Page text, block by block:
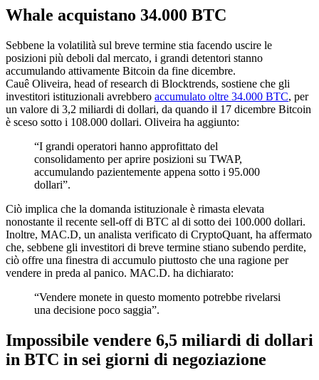
Whale acquistano 34.000 BTC
Sebbene la volatilità sul breve termine stia facendo uscire le
posizioni più deboli dal mercato, i grandi detentori stanno
accumulando attivamente Bitcoin da fine dicembre.
Cauê Oliveira, head of research di Blocktrends, sostiene che gli
investitori istituzionali avrebbero accumulato oltre 34.000 BTC, per
un valore di 3,2 miliardi di dollari, da quando il 17 dicembre Bitcoin
è sceso sotto i 108.000 dollari. Oliveira ha aggiunto:
“I grandi operatori hanno approfittato del
consolidamento per aprire posizioni su TWAP,
accumulando pazientemente appena sotto i 95.000
dollari”.
Ciò implica che la domanda istituzionale è rimasta elevata
nonostante il recente sell-off di BTC al di sotto dei 100.000 dollari.
Inoltre, MAC.D, un analista verificato di CryptoQuant, ha affermato
che, sebbene gli investitori di breve termine stiano subendo perdite,
ciò offre una finestra di accumulo piuttosto che una ragione per
vendere in preda al panico. MAC.D. ha dichiarato:
“Vendere monete in questo momento potrebbe rivelarsi
una decisione poco saggia”.
Impossibile vendere 6,5 miliardi di dollari
in BTC in sei giorni di negoziazione